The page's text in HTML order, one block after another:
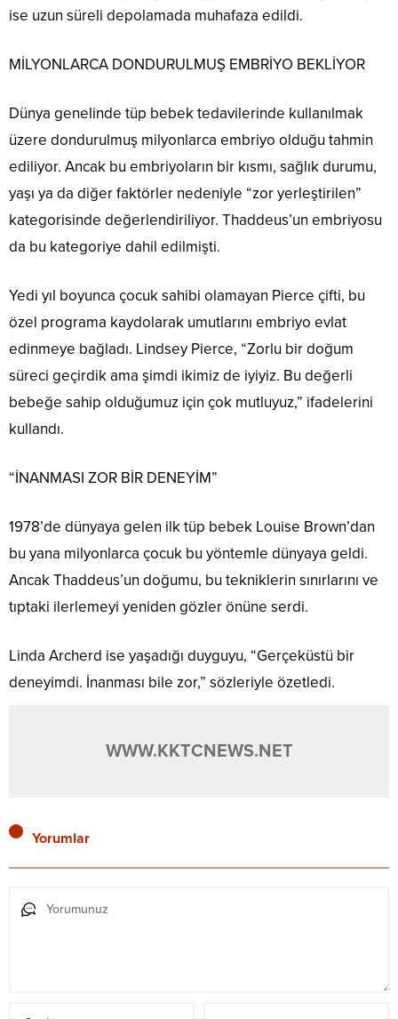
ise uzun süreli depolamada muhafaza edildi.
MİLYONLARCA DONDURULMUŞ EMBRİYO BEKLİYOR
Dünya genelinde tüp bebek tedavilerinde kullanılmak
üzere dondurulmuş milyonlarca embriyo olduğu tahmin
ediliyor. Ancak bu embriyoların bir kısmı, sağlık durumu,
yaşı ya da diğer faktörler nedeniyle “zor yerleştirilen”
kategorisinde değerlendiriliyor. Thaddeus’un embriyosu
da bu kategoriye dahil edilmişti.
Yedi yıl boyunca çocuk sahibi olamayan Pierce çifti, bu
özel programa kaydolarak umutlarını embriyo evlat
edinmeye bağladı. Lindsey Pierce, “Zorlu bir doğum
süreci geçirdik ama şimdi ikimiz de iyiyiz. Bu değerli
bebeğe sahip olduğumuz için çok mutluyuz,” ifadelerini
kullandı.
“İNANMASI ZOR BİR DENEYİM”
1978’de dünyaya gelen ilk tüp bebek Louise Brown’dan
bu yana milyonlarca çocuk bu yöntemle dünyaya geldi.
Ancak Thaddeus’un doğumu, bu tekniklerin sınırlarını ve
tıptaki ilerlemeyi yeniden gözler önüne serdi.
Linda Archerd ise yaşadığı duyguyu, “Gerçeküstü bir
deneyimdi. İnanması bile zor,” sözleriyle özetledi.
WWW.KKTCNEWS.NET
Yorumlar